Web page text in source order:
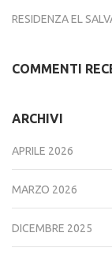
RESIDENZA EL
COMMENTI
ARCHIVI
APRILE 2026
MARZO 2026
DICEMBRE 2025